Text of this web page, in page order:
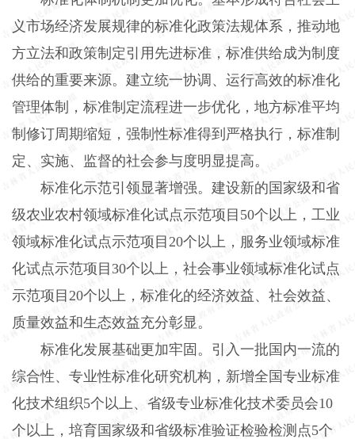
义市场经济发展规律的标准化政策法规体系，推动地
方立法和政策制定引用先进标准，标准供给成为制度
供给的重要来源。建立统一协调、运行高效的标准化
管理体制，标准制定流程进一步优化，地方标准平均
制修订周期缩短，强制性标准得到严格执行，标准制
定、实施、监督的社会参与度明显提高。
标准化示范引领显著增强。建设新的国家级和省
级农业农村领域标准化试点示范项目50个以上，工业
领域标准化试点示范项目20个以上，服务业领域标准
化试点示范项目30个以上，社会事业领域标准化试点
示范项目20个以上，标准化的经济效益、社会效益、
质量效益和生态效益充分彰显。
标准化发展基础更加牢固。引入一批国内一流的
综合性、专业性标准化研究机构，新增全国专业标准
化技术组织5个以上、省级专业标准化技术委员会10
个以上，培育国家级和省级标准验证检验检测点5个